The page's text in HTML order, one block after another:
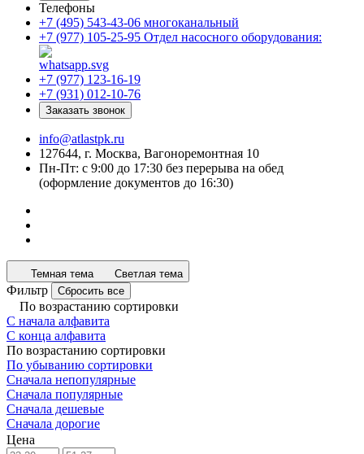
Телефоны
+7 (495) 543-43-06 многоканальный
+7 (977) 105-25-95 Отдел насосного оборудования:
+7 (977) 123-16-19
+7 (931) 012-10-76
Заказать звонок
info@atlastpk.ru
127644, г. Москва, Вагоноремонтная 10
Пн-Пт: с 9:00 до 17:30 без перерыва на обед
(оформление документов до 16:30)
Темная тема Светлая тема
Фильтр Сбросить все
По возрастанию сортировки
С начала алфавита
С конца алфавита
По возрастанию сортировки
По убыванию сортировки
Сначала непопулярные
Сначала популярные
Сначала дешевые
Сначала дорогие
Цена